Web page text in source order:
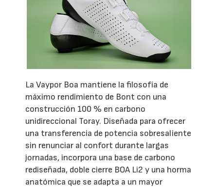
La Vaypor Boa mantiene la filosofía de
máximo rendimiento de Bont con una
construcción 100 % en carbono
unidireccional Toray. Diseñada para ofrecer
una transferencia de potencia sobresaliente
sin renunciar al confort durante largas
jornadas, incorpora una base de carbono
rediseñada, doble cierre BOA Li2 y una horma
anatómica que se adapta a un mayor